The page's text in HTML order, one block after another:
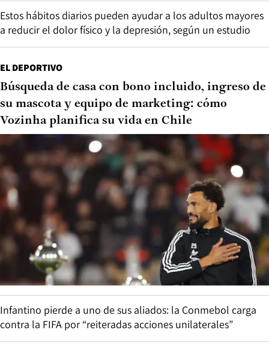
Estos hábitos diarios pueden ayudar a los adultos mayores
a reducir el dolor físico y la depresión, según un estudio
EL DEPORTIVO
Búsqueda de casa con bono incluido, ingreso de
su mascota y equipo de marketing: cómo
Vozinha planifica su vida en Chile
Infantino pierde a uno de sus aliados: la Conmebol carga
contra la FIFA por “reiteradas acciones unilaterales”